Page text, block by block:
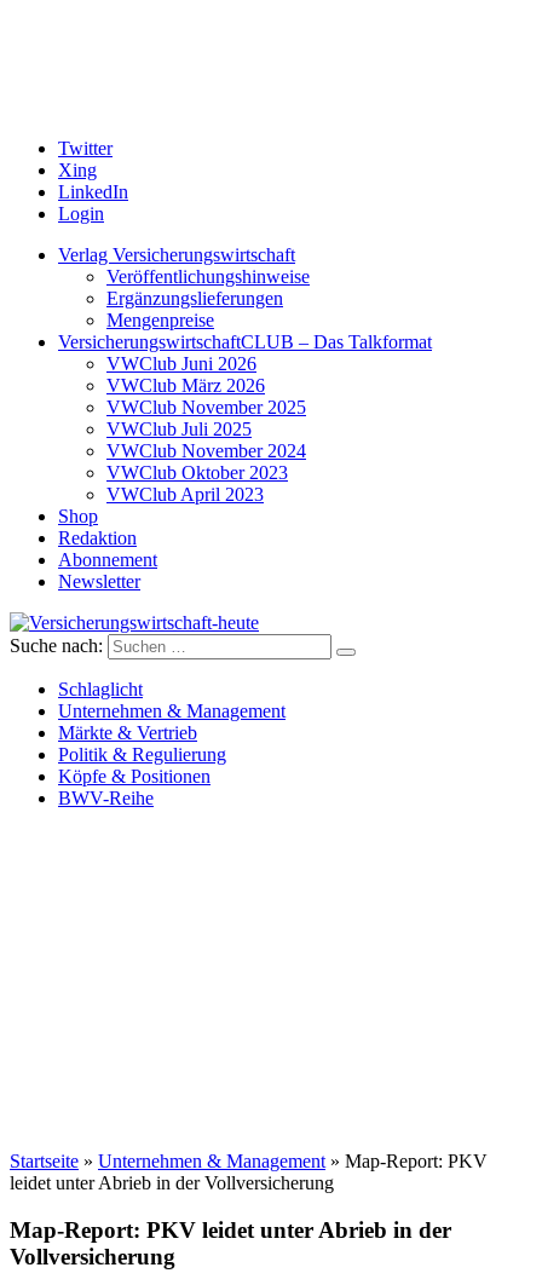
Twitter
Xing
LinkedIn
Login
Verlag Versicherungswirtschaft
Veröffentlichungshinweise
Ergänzungslieferungen
Mengenpreise
VersicherungswirtschaftCLUB – Das Talkformat
VWClub Juni 2026
VWClub März 2026
VWClub November 2025
VWClub Juli 2025
VWClub November 2024
VWClub Oktober 2023
VWClub April 2023
Shop
Redaktion
Abonnement
Newsletter
Versicherungswirtschaft-heute
Suche nach:
Schlaglicht
Unternehmen & Management
Märkte & Vertrieb
Politik & Regulierung
Köpfe & Positionen
BWV-Reihe
Startseite » Unternehmen & Management » Map-Report: PKV
leidet unter Abrieb in der Vollversicherung
Map-Report: PKV leidet unter Abrieb in der
Vollversicherung